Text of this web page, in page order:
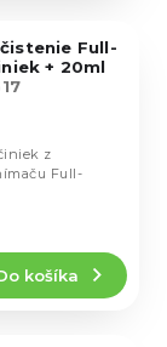
Full-
+ 20ml
košíka
z
Full-